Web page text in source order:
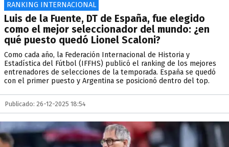
RANKING INTERNACIONAL
Luis de la Fuente, DT de España, fue elegido
como el mejor seleccionador del mundo: ¿en
qué puesto quedó Lionel Scaloni?
Como cada año, la Federación Internacional de Historia y
Estadística del Fútbol (IFFHS) publicó el ranking de los mejores
entrenadores de selecciones de la temporada. España se quedó
con el primer puesto y Argentina se posicionó dentro del top.
Publicado: 26-12-2025 18:54